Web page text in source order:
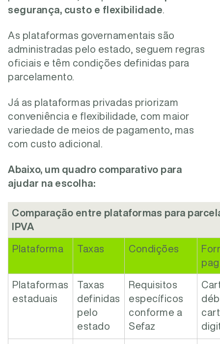
segurança, custo e flexibilidade
As plataformas governamentais são
administradas pelo estado, seguem regras
oficiais e têm condições definidas para
parcelamento.
Já as plataformas privadas priorizam
conveniência e flexibilidade, com maior
variedade de meios de pagamento, mas
com custo adicional.
Abaixo, um quadro comparativo para
ajudar na escolha:
Comparação entre plataformas para
IPVA
Plataforma Taxas Condições
Plataformas
estaduais
Taxas
definidas
pelo
estado
Requisitos
específicos
conforme a
Sefaz